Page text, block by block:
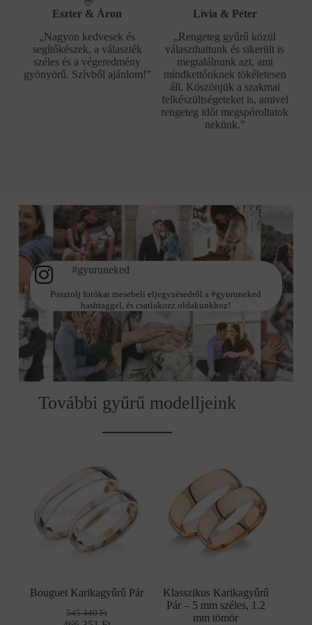
Eszter & Áron
„Nagyon kedvesek és
segítőkészek, a választék
széles és a végeredmény
gyönyörű. Szívből ajánlom!”
Lívia & Péter
„Rengeteg gyűrű közül
választhattunk és sikerült is
megtalálnunk azt, ami
mindkettőnknek tökéletesen
áll. Köszönjük a szakmai
felkészültségeteket is, amivel
rengeteg időt megspóroltatok
nekünk.”
#gyuruneked
Posztolj fotókat mesebeli eljegyzésedről a #gyuruneked
hashtaggel, és csatlakozz oldakunkhoz!
További gyűrű modelljeink
Bouguet Karikagyűrű Pár
545 440Ft
Klasszikus Karikagyűrű
Pár – 5 mm széles, 1.2
mm tömör